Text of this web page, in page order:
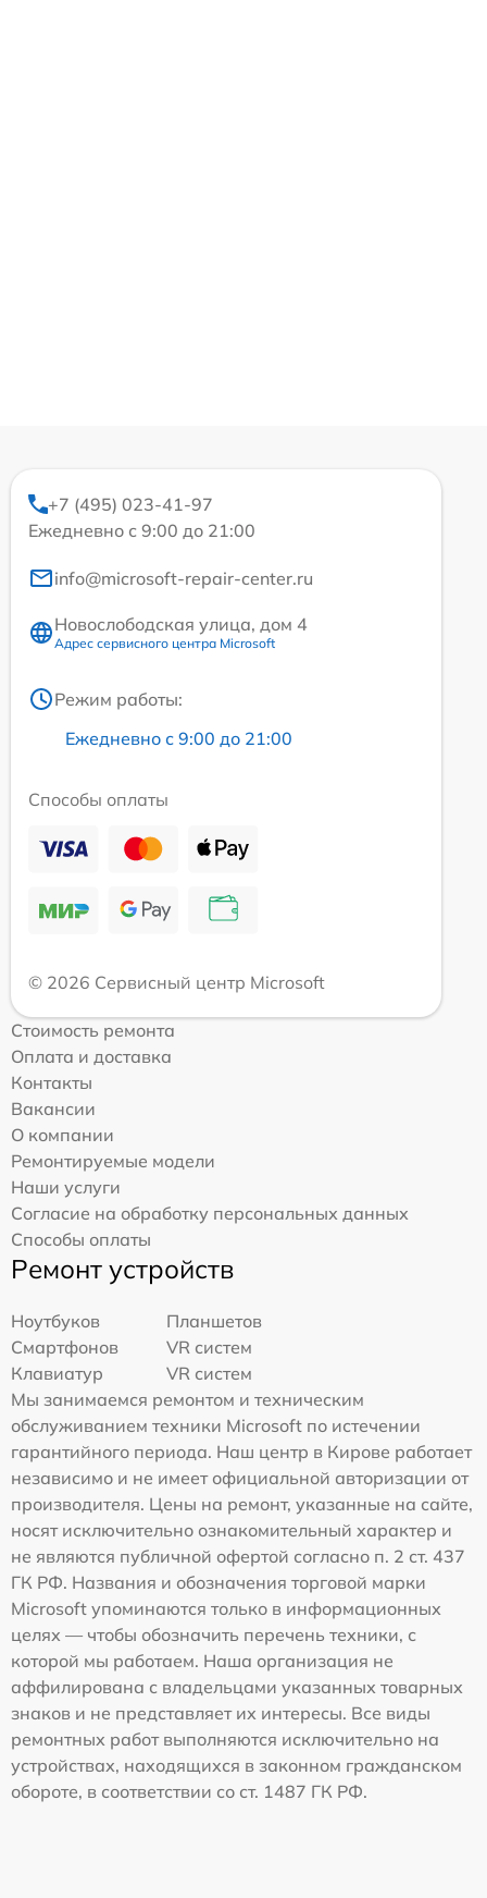
+7 (495) 023-41-97
Ежедневно с 9:00 до 21:00
info@microsoft-repair-center.ru
Новослободская улица, дом 4
Адрес сервисного центра Microsoft
Режим работы:
Ежедневно с 9:00 до 21:00
Способы оплаты
© 2026 Сервисный центр Microsoft
Стоимость ремонта
Оплата и доставка
Контакты
Вакансии
О компании
Ремонтируемые модели
Наши услуги
Согласие на обработку персональных данных
Способы оплаты
Ремонт устройств
Ноутбуков
Планшетов
Смартфонов
VR систем
Клавиатур
VR систем
Мы занимаемся ремонтом и техническим
обслуживанием техники Microsoft по истечении
гарантийного периода. Наш центр в Кирове работает
независимо и не имеет официальной авторизации от
производителя. Цены на ремонт, указанные на сайте,
носят исключительно ознакомительный характер и
не являются публичной офертой согласно п. 2 ст. 437
ГК РФ. Названия и обозначения торговой марки
Microsoft упоминаются только в информационных
целях — чтобы обозначить перечень техники, с
которой мы работаем. Наша организация не
аффилирована с владельцами указанных товарных
знаков и не представляет их интересы. Все виды
ремонтных работ выполняются исключительно на
устройствах, находящихся в законном гражданском
обороте, в соответствии со ст. 1487 ГК РФ.